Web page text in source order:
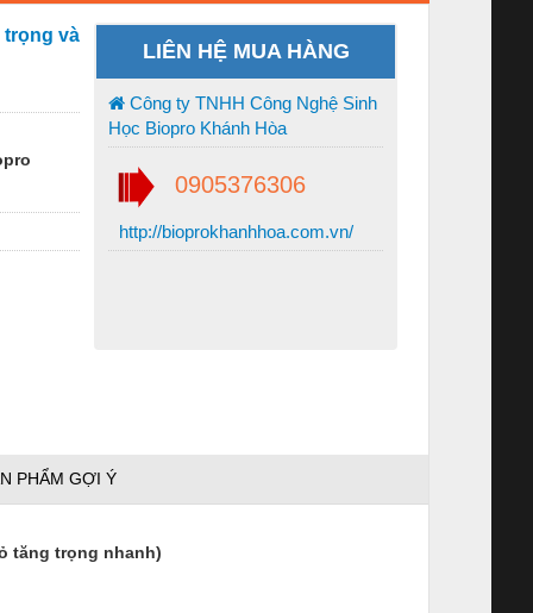
trọng và
LIÊN HỆ MUA HÀNG
Công ty TNHH Công Nghệ Sinh
Học Biopro Khánh Hòa
0905376306
http://bioprokhanhhoa.com.vn/
PHẨM GỢI Ý
tăng trọng nhanh)